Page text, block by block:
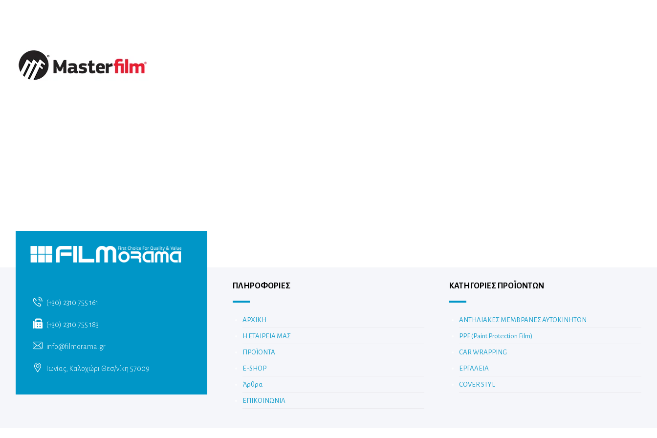
(+30) 2310 755 161
(+30) 2310 755 183
info@filmorama.gr
Ιωνίας, Καλοχώρι Θεσ/νίκη 57009
ΠΛΗΡΟΦΟΡΙΕΣ
ΑΡΧΙΚΗ
Η ΕΤΑΙΡΕΙΑ ΜΑΣ
ΠΡΟΪΟΝΤΑ
E-SHOP
Άρθρα
ΕΠΙΚΟΙΝΩΝΙΑ
ΚΑΤΗΓΟΡΊΕΣ ΠΡΟΪΌΝΤΩΝ
ΑΝΤΗΛΙΑΚΕΣ ΜΕΜΒΡΑΝΕΣ ΑΥΤΟΚΙΝΗΤΩΝ
PPF (Paint Protection Film)
CAR WRAPPING
ΕΡΓΑΛΕΙΑ
COVER STYL